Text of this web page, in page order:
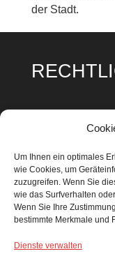
Um Ihnen ein optimales
wie Cookies, um
zuzugreifen. Wenn Sie
wie das Surfverhalten
Wenn Sie Ihre
bestimmte Merkmale und
Dienste verwalten
der Stadt.
Datenschutz
Cookie
SUCHEN